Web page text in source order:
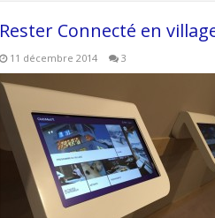
Rester Connecté en
11 décembre 2014 3